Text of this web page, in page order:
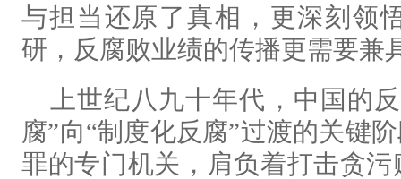
与担当还原了真相，更深刻领
研，反腐败业绩的传播更需要兼
上世纪八九十年代，中国的
腐”向“制度化反腐”过渡的关键
罪的专门机关，肩负着打击贪